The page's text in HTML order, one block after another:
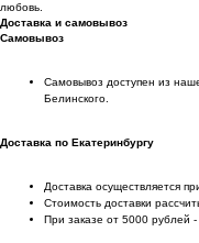
любовь.
Доставка и самовывоз
Самовывоз
Самовывоз доступен из
Белинского.
Доставка по Екатеринбургу
Доставка осуществляется
Стоимость доставки
При заказе от 5000 рублей -